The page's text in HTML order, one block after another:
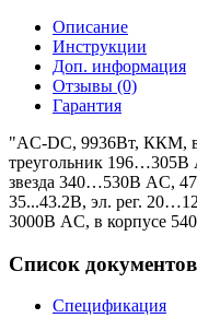
Описание
Инструкции
Доп. информация
Отзывы (0)
Гарантия
"AC-DC, 9936Вт, ККМ,
треугольник 196…305В
звезда 340…530В AC,
35...43.2В, эл. рег.
3000В AC, в корпусе
Список
Спецификация